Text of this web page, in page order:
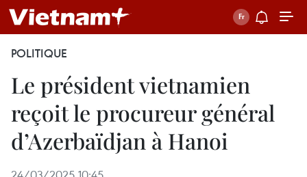
POLITIQUE
Le président vietnamien
reçoit le procureur général
d’Azerbaïdjan à Hanoi